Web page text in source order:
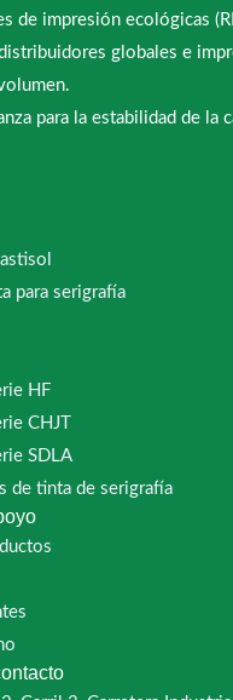
de impresión ecológicas
globales e
para la estabilidad de la
para serigrafía
HF
CHJT
SDLA
de tinta de serigrafía